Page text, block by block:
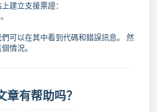
建立支援票證：
。
可以在其中看到代碼和錯誤訊息。 然
情況。
章有帮助吗？